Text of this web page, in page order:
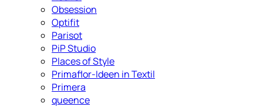
Obsession
Optifit
Parisot
PiP Studio
Places of Style
Primaflor-Ideen in Textil
Primera
queence